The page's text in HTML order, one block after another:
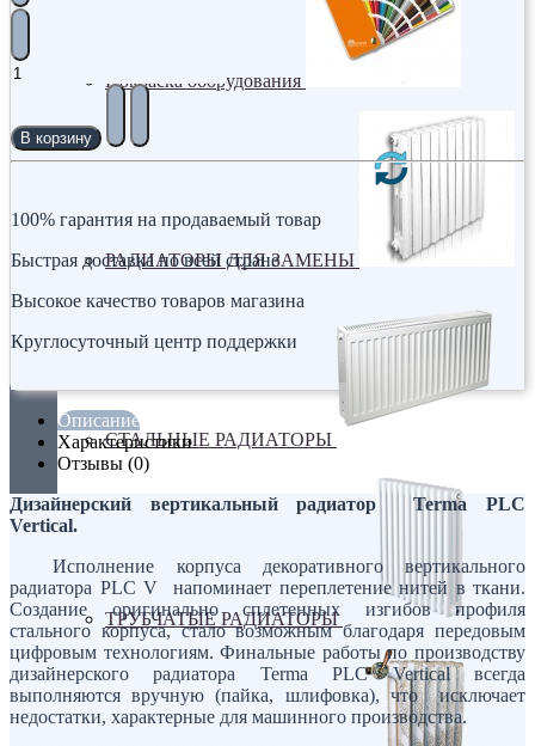
Покраска оборудования
РАДИАТОРЫ ДЛЯ ЗАМЕНЫ
СТАЛЬНЫЕ РАДИАТОРЫ
ТРУБЧАТЫЕ РАДИАТОРЫ
В корзину
100% гарантия на продаваемый товар
Быстрая доставка по всей стране
Высокое качество товаров магазина
Круглосуточный центр поддержки
Описание
Характеристики
Отзывы (0)
Дизайнерский вертикальный радиатор Terma PLC
Vertical.
Исполнение корпуса декоративного вертикального
радиатора PLC V напоминает переплетение нитей в ткани.
Создание оригинально сплетенных изгибов профиля
стального корпуса, стало возможным благодаря передовым
цифровым технологиям. Финальные работы по производству
дизайнерского радиатора Terma PLC Vertical всегда
выполняются вручную (пайка, шлифовка), что исключает
недостатки, характерные для машинного производства.